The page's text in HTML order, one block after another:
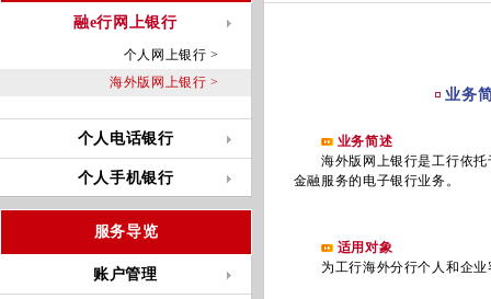
融e行网上银行
个人网上银行 >
海外版网上银行 >
个人电话银行
个人手机银行
服务导览
账户管理
业务
业务简述
海外版网上银行是工行依托
金融服务的电子银行业务。
适用对象
为工行海外分行个人和企业